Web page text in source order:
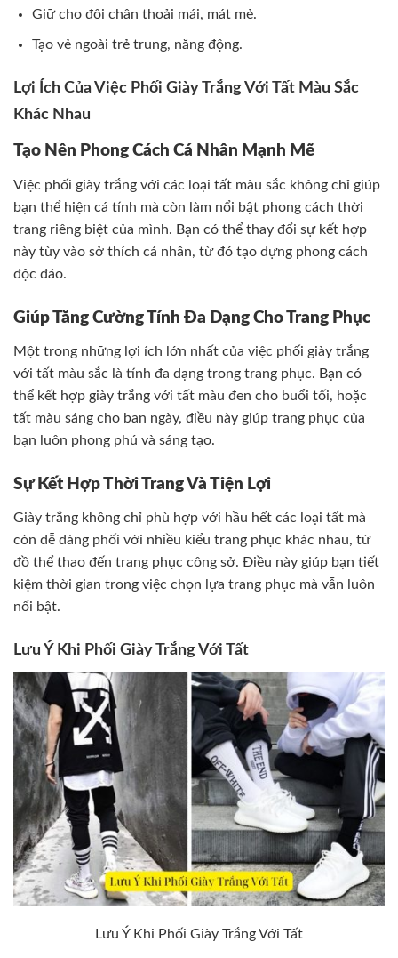
Giữ cho đôi chân thoải mái, mát mẻ.
Tạo vẻ ngoài trẻ trung, năng động.
Lợi Ích Của Việc Phối Giày Trắng Với Tất Màu Sắc
Khác Nhau
Tạo Nên Phong Cách Cá Nhân Mạnh Mẽ
Việc phối giày trắng với các loại tất màu sắc không chỉ giúp
bạn thể hiện cá tính mà còn làm nổi bật phong cách thời
trang riêng biệt của mình. Bạn có thể thay đổi sự kết hợp
này tùy vào sở thích cá nhân, từ đó tạo dựng phong cách
độc đáo.
Giúp Tăng Cường Tính Đa Dạng Cho Trang Phục
Một trong những lợi ích lớn nhất của việc phối giày trắng
với tất màu sắc là tính đa dạng trong trang phục. Bạn có
thể kết hợp giày trắng với tất màu đen cho buổi tối, hoặc
tất màu sáng cho ban ngày, điều này giúp trang phục của
bạn luôn phong phú và sáng tạo.
Sự Kết Hợp Thời Trang Và Tiện Lợi
Giày trắng không chỉ phù hợp với hầu hết các loại tất mà
còn dễ dàng phối với nhiều kiểu trang phục khác nhau, từ
đồ thể thao đến trang phục công sở. Điều này giúp bạn tiết
kiệm thời gian trong việc chọn lựa trang phục mà vẫn luôn
nổi bật.
Lưu Ý Khi Phối Giày Trắng Với Tất
Lưu Ý Khi Phối Giày Trắng Với Tất